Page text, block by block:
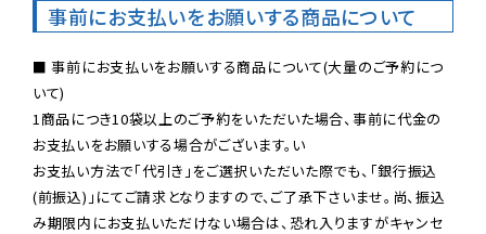
事前にお支払いをお願いする商品について
■ 事前にお支払いをお願いする商品について(大量のご予約につ
いて)
1商品につき10袋以上のご予約をいただいた場合、事前に代金の
お支払いをお願いする場合がございます。い
お支払い方法で「代引き」をご選択いただいた際でも、「銀行振込
(前振込)」にてご請求となりますので、ご了承下さいませ。尚、振込
み期限内にお支払いただけない場合は、恐れ入りますがキャンセ